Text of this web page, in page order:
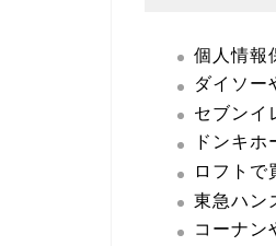
個人情報
ダイソー
セブンイ
ドンキホ
ロフトで
東急ハン
コーナン